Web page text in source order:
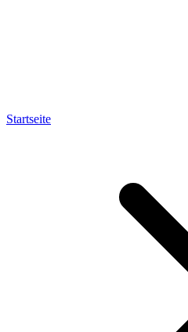
Startseite